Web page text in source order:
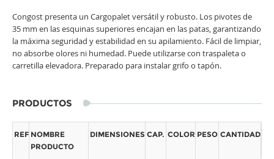
Congost presenta un Cargopalet versátil y robusto. Los pivotes de
35 mm en las esquinas superiores encajan en las patas, garantizando
la máxima seguridad y estabilidad en su apilamiento. Fácil de limpiar,
no absorbe olores ni humedad. Puede utilizarse con traspaleta o
carretilla elevadora. Preparado para instalar grifo o tapón.
PRODUCTOS
REF NOMBRE
PRODUCTO
DIMENSIONES CAP. COLOR PESO CANTIDAD